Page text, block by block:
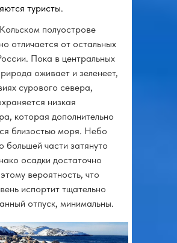
полуострове
отличается от остальных
Пока в центральных
оживает и зеленеет,
сурового севера,
низкая
которая дополнительно
близостью моря. Небо
большей части затянуто
осадки достаточно
вероятность, что
испортит тщательно
отпуск, минимальны.
туристы.